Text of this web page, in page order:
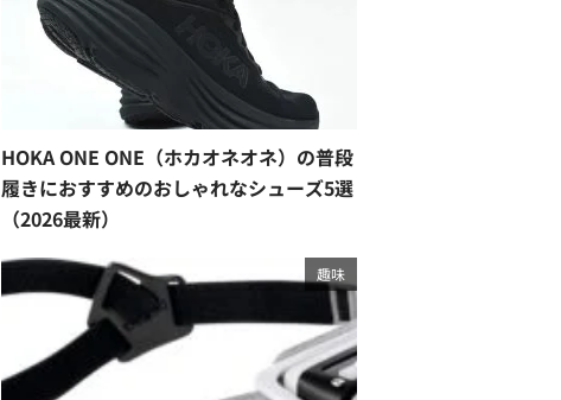
HOKA ONE ONE（ホカオネオネ）の普段
履きにおすすめのおしゃれなシューズ5選
（2026最新）
趣味